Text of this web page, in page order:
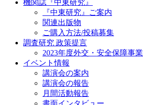
機関誌『中東研究』
『中東研究』ご案内
関連出版物
ご購入方法/投稿募集
調査研究 政策提言
2023年度外交・安全保障事業
イベント情報
講演会の案内
講演会の報告
月間活動報告
書面インタビュー